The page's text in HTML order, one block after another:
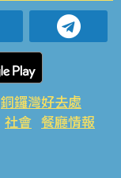
銅鑼灣好去處
社會 餐廳情報